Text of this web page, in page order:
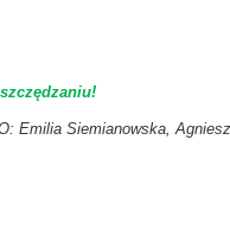
Emilia Siemianowska,